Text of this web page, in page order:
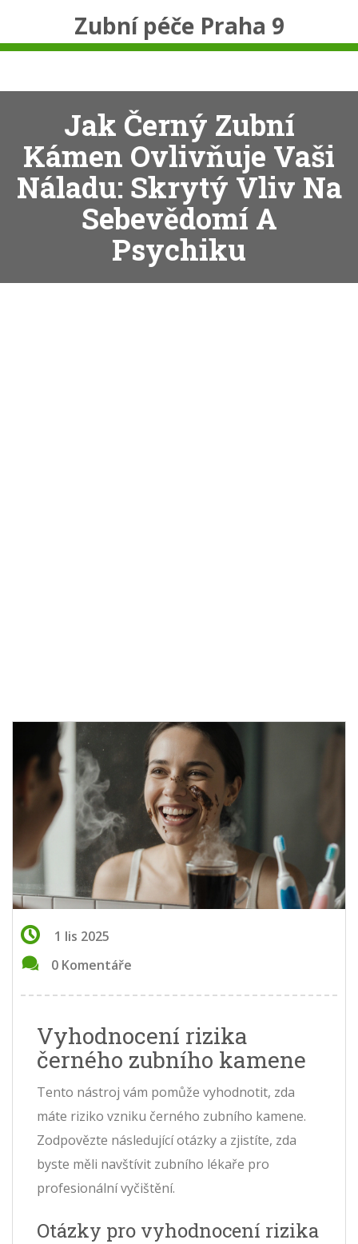
Zubní péče Praha 9
Jak Černý Zubní
Kámen Ovlivňuje Vaši
Náladu: Skrytý Vliv Na
Sebevědomí A
Psychiku
1 lis 2025
0 Komentáře
Vyhodnocení rizika
černého zubního kamene
Tento nástroj vám pomůže vyhodnotit, zda
máte riziko vzniku černého zubního kamene.
Zodpovězte následující otázky a zjistíte, zda
byste měli navštívit zubního lékaře pro
profesionální vyčištění.
Otázky pro vyhodnocení rizika